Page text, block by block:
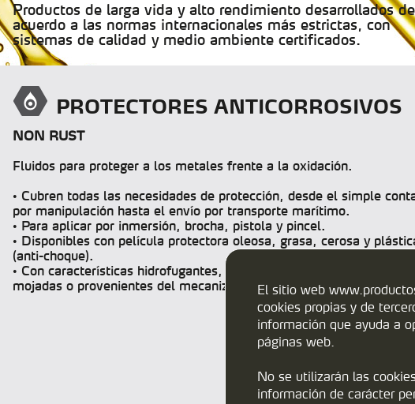
El sitio web
cookies propias y de
información que ayuda a
páginas web.
No se utilizarán las
información de carácter
Productos de larga vida y alto rendimiento desarrollados de
acuerdo a las normas internacionales más estrictas, con
sistemas de calidad y medio ambiente certificados.
PROTECTORES ANTICORROSIVOS
NON RUST
Fluidos para proteger a los metales frente a la oxidación.
• Cubren todas las necesidades de protección, desde el simple
por manipulación hasta el envío por transporte marítimo.
• Para aplicar por inmersión, brocha, pistola y pincel.
• Disponibles con película protectora oleosa, grasa, cerosa y
(anti-choque).
• Con características hidrofugantes, que eliminan el agua de las
mojadas o provenientes del mecanizado con emulsiones de